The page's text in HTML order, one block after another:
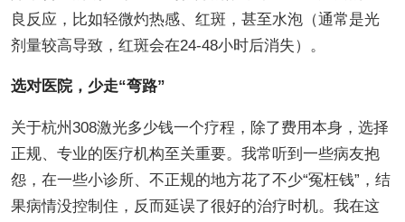
良反应，比如轻微灼热感、红斑，甚至水泡（通常是光
剂量较高导致，红斑会在24-48小时后消失）。
选对医院，少走“弯路”
关于杭州308激光多少钱一个疗程，除了费用本身，选择
正规、专业的医疗机构至关重要。我常听到一些病友抱
怨，在一些小诊所、不正规的地方花了不少“冤枉钱”，结
果病情没控制住，反而延误了很好的治疗时机。我在这